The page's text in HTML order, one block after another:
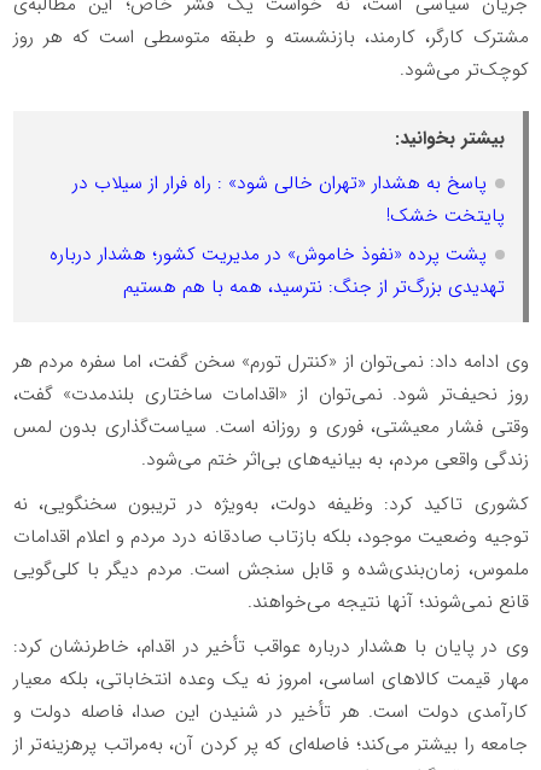
مشترک کارگر، کارمند، بازنشسته و طبقه متوسطی است که هر روز
کوچک‌تر می‌شود.
بیشتر بخوانید:
پاسخ به هشدار «تهران خالی شود» : راه فرار از سیلاب در
پایتخت خشک!
پشت پرده «نفوذ خاموش» در مدیریت کشور؛ هشدار درباره
تهدیدی بزرگ‌تر از جنگ: نترسید، همه با هم هستیم
وی ادامه داد: نمی‌توان از «کنترل تورم» سخن گفت، اما سفره مردم هر
روز نحیف‌تر شود. نمی‌توان از «اقدامات ساختاری بلندمدت» گفت،
وقتی فشار معیشتی، فوری و روزانه است. سیاست‌گذاری بدون لمس
زندگی واقعی مردم، به بیانیه‌های بی‌اثر ختم می‌شود.
کشوری تاکید کرد: وظیفه دولت، به‌ویژه در تریبون سخنگویی، نه
توجیه وضعیت موجود، بلکه بازتاب صادقانه درد مردم و اعلام اقدامات
ملموس، زمان‌بندی‌شده و قابل سنجش است. مردم دیگر با کلی‌گویی
قانع نمی‌شوند؛ آنها نتیجه می‌خواهند.
وی در پایان با هشدار درباره عواقب تأخیر در اقدام، خاطرنشان کرد:
مهار قیمت کالاهای اساسی، امروز نه یک وعده انتخاباتی، بلکه معیار
کارآمدی دولت است. هر تأخیر در شنیدن این صدا، فاصله دولت و
جامعه را بیشتر می‌کند؛ فاصله‌ای که پر کردن آن، به‌مراتب پرهزینه‌تر از